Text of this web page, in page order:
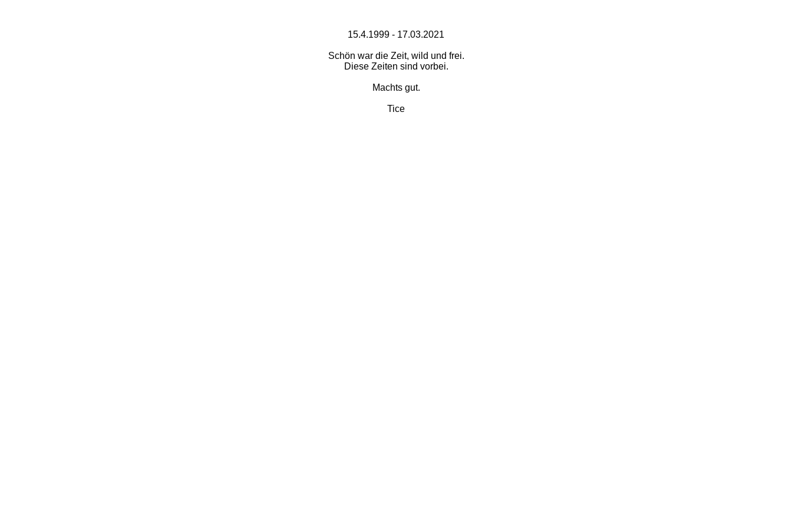
15.4.1999 - 17.03.2021
Schön war die Zeit, wild und frei.
Diese Zeiten sind vorbei.
Machts gut.
Tice